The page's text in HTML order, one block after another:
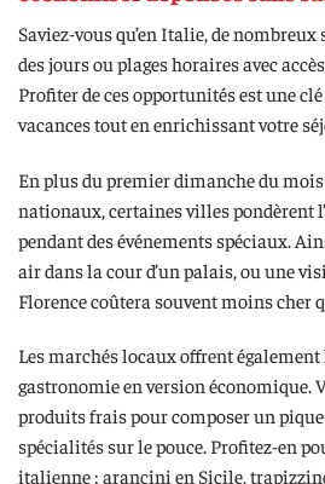
Saviez-vous qu’en Italie, de
des jours ou plages horaires avec
Profiter de ces opportunités est une
vacances tout en enrichissant votre
En plus du premier dimanche du
nationaux, certaines villes pondèrent
pendant des événements spéciaux.
air dans la cour d’un palais, ou une
Florence coûtera souvent moins cher
Les marchés locaux offrent également
gastronomie en version économique.
produits frais pour composer un
spécialités sur le pouce. Profitez-en
italienne : arancini en Sicile,